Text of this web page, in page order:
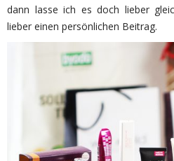
dann lasse ich es doch lieber
lieber einen persönlichen Beitrag.